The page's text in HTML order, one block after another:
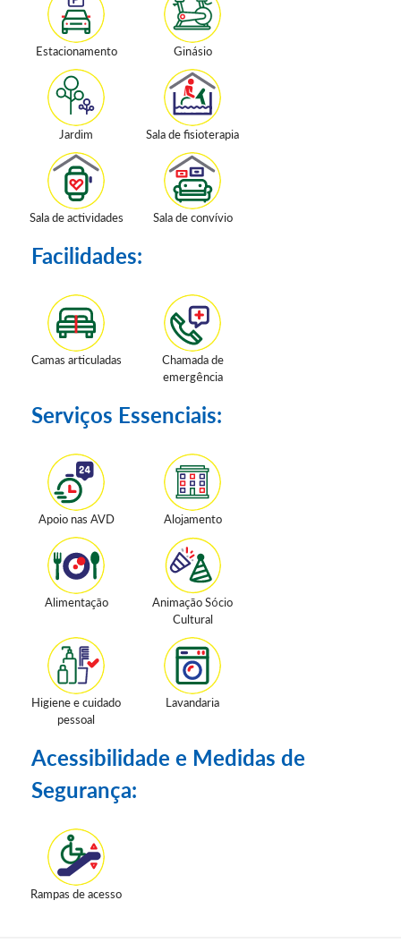
Estacionamento Ginásio
Jardim Sala de fisioterapia
Sala de actividades Sala de convívio
Facilidades:
Camas articuladas
Chamada de
emergência
Serviços Essenciais:
Apoio nas AVD Alojamento
Alimentação
Animação Sócio
Cultural
Higiene e cuidado
pessoal
Lavandaria
Acessibilidade e Medidas de
Segurança:
Rampas de acesso